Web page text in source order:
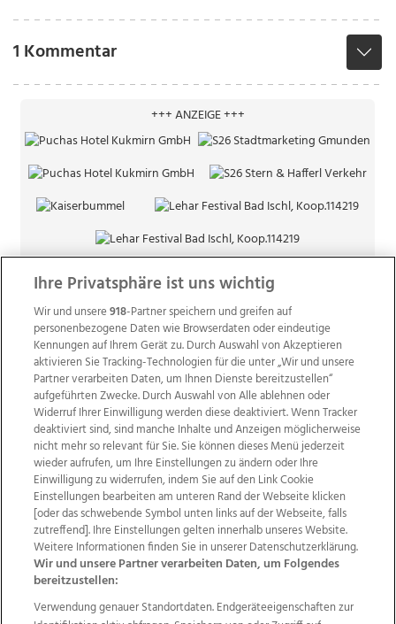
1 Kommentar
+++ ANZEIGE +++
Wir über uns Mediadaten Kontakt
Jobs
Datenschutz
Impressum
AGB Anzeigekunden
AGB Website
Ehrenkodex Politische Werbung
Weitere Angebote des Medienhauses Wimmer
Ihre Privatsphäre ist uns wichtig
Wir und unsere918-Partner speichern und greifen auf
personenbezogene Daten wie Browserdaten oder eindeutige
Kennungen auf Ihrem Gerät zu. Durch Auswahl von Akzeptieren
aktivieren Sie Tracking-Technologien für die unter „Wir und unsere
Partner verarbeiten Daten, um Ihnen Dienste bereitzustellen“
aufgeführten Zwecke. Durch Auswahl von Alle ablehnen oder
Widerruf Ihrer Einwilligung werden diese deaktiviert. Wenn Tracker
deaktiviert sind, sind manche Inhalte und Anzeigen möglicherweise
nicht mehr so relevant für Sie. Sie können dieses Menü jederzeit
wieder aufrufen, um Ihre Einstellungen zu ändern oder Ihre
Einwilligung zu widerrufen, indem Sie auf den Link Cookie
Einstellungen bearbeiten am unteren Rand der Webseite klicken
[oder das schwebende Symbol unten links auf der Webseite, falls
zutreffend]. Ihre Einstellungen gelten innerhalb unseres Website.
Weitere Informationen finden Sie in unserer Datenschutzerklärung.
Wir und unsere Partner verarbeiten Daten, um Folgendes
bereitzustellen:
Verwendung genauer Standortdaten. Endgeräteeigenschaften zur